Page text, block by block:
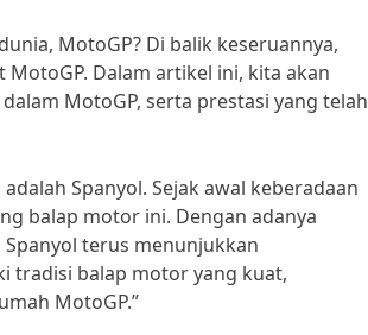
MotoGP? Di balik keseruannya,
Dalam artikel ini, kita akan
MotoGP, serta prestasi yang telah
Spanyol. Sejak awal keberadaan
balap motor ini. Dengan adanya
terus menunjukkan
tradisi balap motor yang kuat,
MotoGP.”